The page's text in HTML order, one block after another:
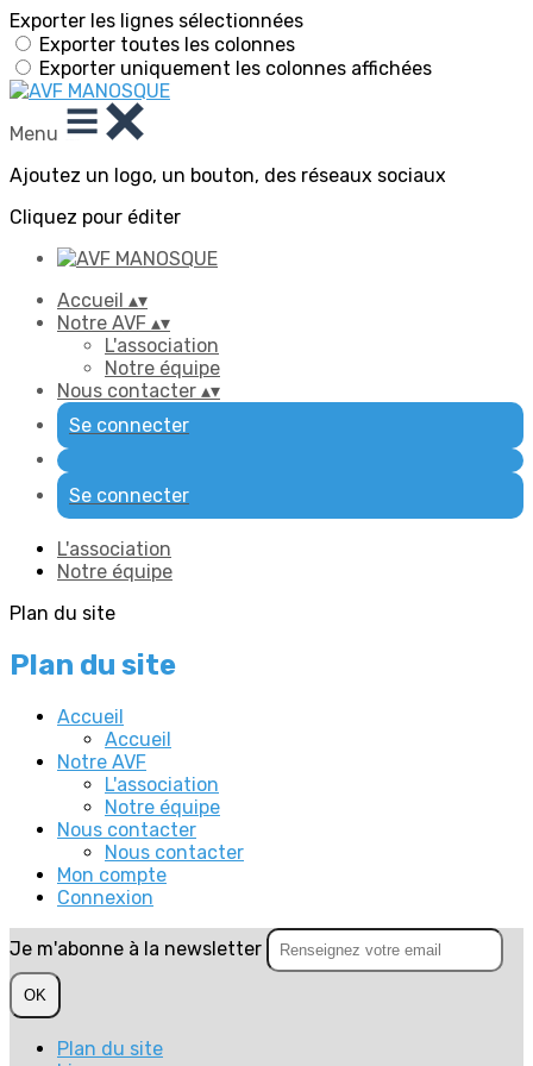
Exporter les lignes sélectionnées
Exporter toutes les colonnes
Exporter uniquement les colonnes affichées
Menu
Ajoutez un logo, un bouton, des réseaux sociaux
Cliquez pour éditer
Accueil ▴▾
Notre AVF ▴▾
L'association
Notre équipe
Nous contacter ▴▾
Se connecter
Se connecter
L'association
Notre équipe
Plan du site
Plan du site
Accueil
Accueil
Notre AVF
L'association
Notre équipe
Nous contacter
Nous contacter
Mon compte
Connexion
Je m'abonne à la newsletter
OK
Plan du site